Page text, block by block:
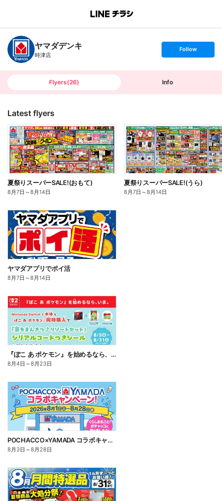
B
n
c
h
T
ヤマダデンキ
時津店
s
t
o
Follow
Flyers(26) Info
Latest flyers
夏祭りスーパーSALE!(おもて)
8月7日 ～8月14日
夏祭りスーパーSALE!(うら)
8月7日 ～8月14日
ヤマダアプリでポイ活
8月7日 ～8月14日
『ぽこ あ ポケモン』を始めるなら、いま。
8月4日 ～8月23日
POCHACCO×YAMADA コラボキャンペーン!
8月3日 ～8月28日